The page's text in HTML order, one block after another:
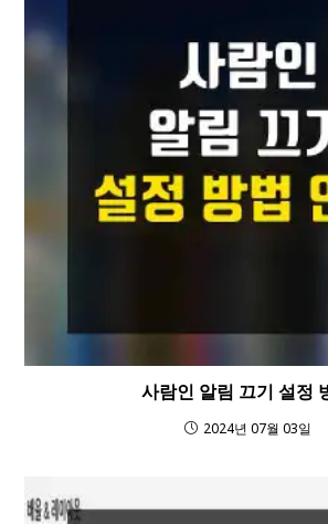
사람인 알림 끄기 설정
2024년 07월 03일